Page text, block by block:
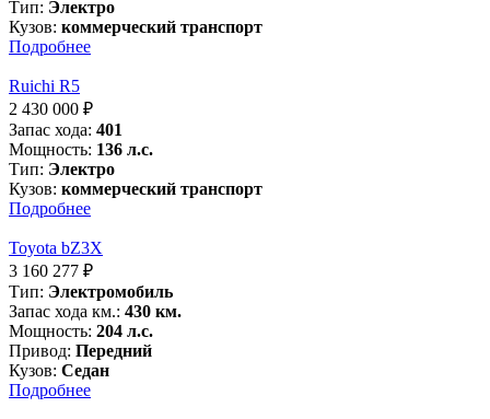
Тип: Электро
Кузов: коммерческий транспорт
Подробнее
Ruichi R5
2 430 000 ₽
Запас хода: 401
Мощность: 136 л.с.
Тип: Электро
Кузов: коммерческий транспорт
Подробнее
Toyota bZ3X
3 160 277 ₽
Тип: Электромобиль
Запас хода км.: 430 км.
Мощность: 204 л.с.
Привод: Передний
Кузов: Седан
Подробнее